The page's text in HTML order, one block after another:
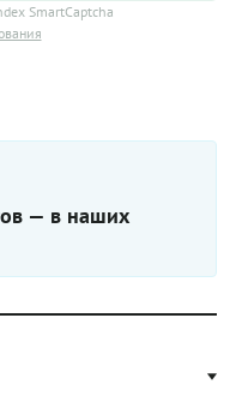
SmartCaptcha
— в наших